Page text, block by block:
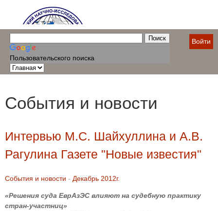
Пользовательского поиска
Войти
События и новости
Интервью М.С. Шайхуллина и А.В.
Рагулина Газете "Новые известия"
События и новости - Декабрь 2012г.
«Решения суда ЕврАзЭС влияют на судебную практику
стран-участниц»